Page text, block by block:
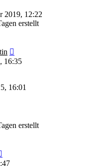
2019, 12:22
erstellt
16:35
16:01
erstellt